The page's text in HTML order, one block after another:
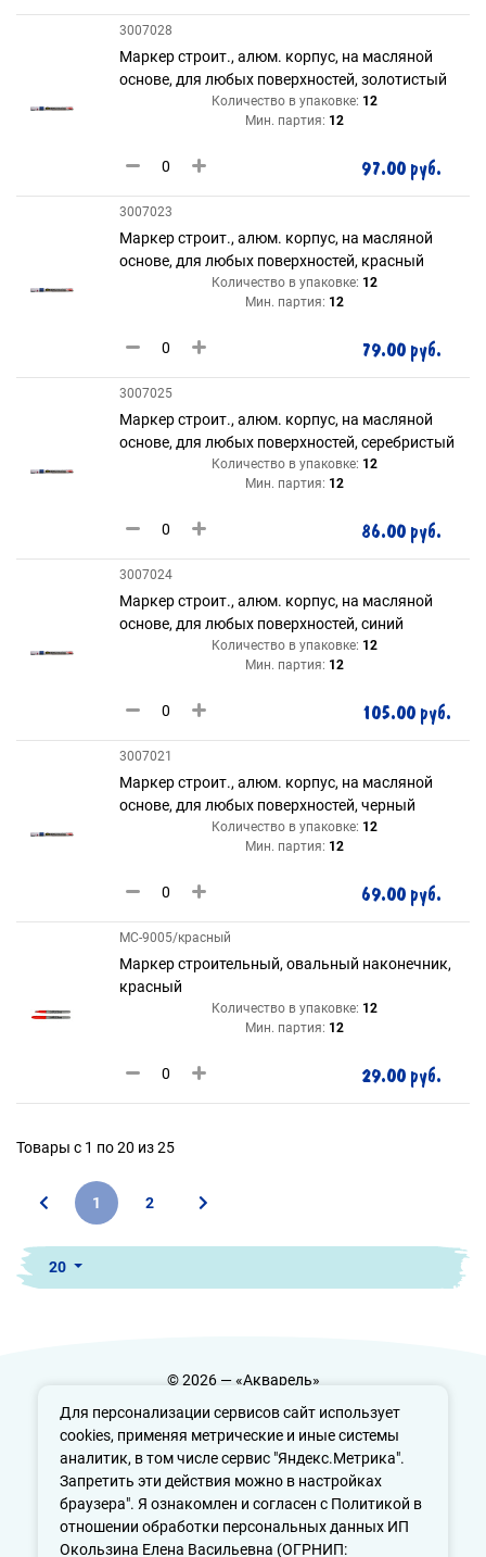
Для персонализации сервисов сайт использует
cookies, применяя метрические и иные системы
аналитик, в том числе сервис "Яндекс.Метрика".
Запретить эти действия можно в настройках
браузера". Я ознакомлен и согласен с Политикой в
отношении обработки персональных данных ИП
Окользина Елена Васильевна (ОГРНИП:
3007028
Маркер строит., алюм. корпус, на масляной
основе, для любых поверхностей, золотистый
Количество в упаковке: 12
Мин. партия: 12
97.00 руб.
3007023
Маркер строит., алюм. корпус, на масляной
основе, для любых поверхностей, красный
Количество в упаковке: 12
Мин. партия: 12
79.00 руб.
3007025
Маркер строит., алюм. корпус, на масляной
основе, для любых поверхностей, серебристый
Количество в упаковке: 12
Мин. партия: 12
86.00 руб.
3007024
Маркер строит., алюм. корпус, на масляной
основе, для любых поверхностей, синий
Количество в упаковке: 12
Мин. партия: 12
105.00 руб.
3007021
Маркер строит., алюм. корпус, на масляной
основе, для любых поверхностей, черный
Количество в упаковке: 12
Мин. партия: 12
69.00 руб.
МС-9005/красный
Маркер строительный, овальный наконечник,
красный
Количество в упаковке: 12
Мин. партия: 12
29.00 руб.
Товары с 1 по 20 из 25
1 2
20
© 2026 — «Акварель»
Политика конфиденциальности